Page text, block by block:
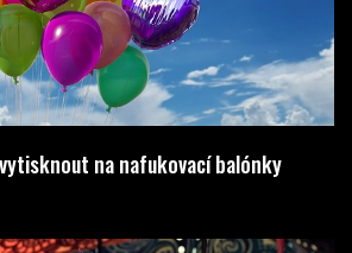
na nafukovací balónky